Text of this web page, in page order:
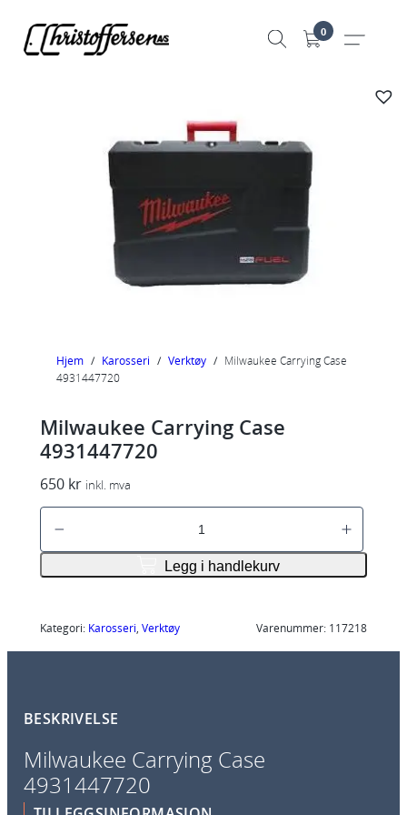
0
Hjem / Karosseri / Verktøy / Milwaukee Carrying Case
4931447720
Milwaukee Carrying Case
4931447720
650 kr inkl. mva
M
u
k
C
r
r
Legg i handlekurv
Kategori: Karosseri, Verktøy Varenummer: 117218
BESKRIVELSE
Milwaukee Carrying Case
4931447720